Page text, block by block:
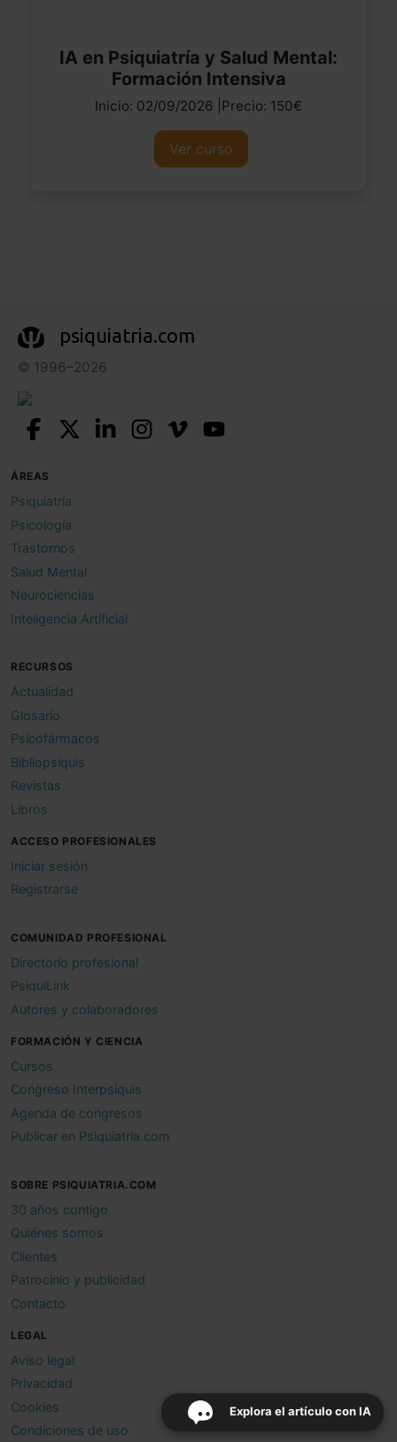
IA en Psiquiatría y Salud Mental:
Formación Intensiva
Inicio: 02/09/2026 |Precio: 150€
Ver curso
Explora el artículo con IA
psiquiatria.com
© 1996–2026
ÁREAS
Psiquiatría
Psicología
Trastornos
Salud Mental
Neurociencias
Inteligencia Artificial
RECURSOS
Actualidad
Glosario
Psicofármacos
Bibliopsiquis
Revistas
Libros
ACCESO PROFESIONALES
Iniciar sesión
Registrarse
COMUNIDAD PROFESIONAL
Directorio profesional
PsiquiLink
Autores y colaboradores
FORMACIÓN Y CIENCIA
Cursos
Congreso Interpsiquis
Agenda de congresos
Publicar en Psiquiatria.com
SOBRE PSIQUIATRIA.COM
30 años contigo
Quiénes somos
Clientes
Patrocinio y publicidad
Contacto
LEGAL
Aviso legal
Privacidad
Cookies
Condiciones de uso